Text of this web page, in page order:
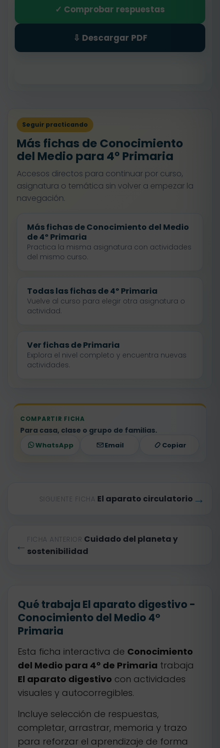
✓ Comprobar respuestas
⇩ Descargar PDF
Seguir practicando
Más fichas de Conocimiento
del Medio para 4º Primaria
Accesos directos para continuar por curso,
asignatura o temática sin volver a empezar la
navegación.
Más fichas de Conocimiento del Medio
de 4º Primaria
Practica la misma asignatura con actividades
del mismo curso.
Todas las fichas de 4º Primaria
Vuelve al curso para elegir otra asignatura o
actividad.
Ver fichas de Primaria
Explora el nivel completo y encuentra nuevas
actividades.
COMPARTIR FICHA
Para casa, clase o grupo de familias.
WhatsApp Email Copiar
← FICHA ANTERIOR Cuidado del planeta y
sostenibilidad
SIGUIENTE FICHA El aparato circulatorio →
Qué trabaja El aparato digestivo -
Conocimiento del Medio 4º
Primaria
Esta ficha interactiva de Conocimiento
del Medio para 4º de Primaria trabaja
El aparato digestivo con actividades
visuales y autocorregibles.
Incluye selección de respuestas,
completar, arrastrar, memoria y trazo
para reforzar el aprendizaje de forma